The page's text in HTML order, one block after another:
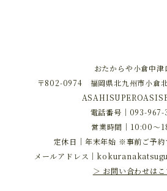
おたからや小倉中津
〒802-0974 福岡県北九州市小倉
電話番号｜ 093-967-
営業時間｜10:00～
定休日｜年末年始 ※事前ご予約
メールアドレス｜
＞ お問い合わせはこ